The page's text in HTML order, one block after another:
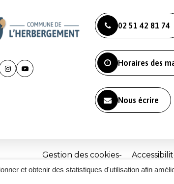
et obtenir des statistiques d'utilisation afin
Lien Lien
02 51 42 81 74
Horaires des
Nous écrire
Gestion des cookies